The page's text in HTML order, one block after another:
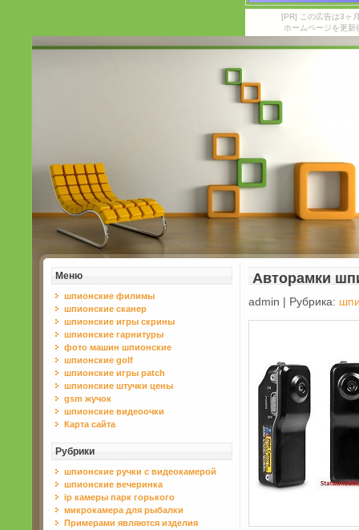
[PR] この広告は3ヶ
ホームページを更
Меню
шпионские филимы
шпионские сканер
шпионские игры скрины
шпионские гарнитуры
фото машин шпионские
шпионские golf
шпионские игры patch
шпионские штучки цены
gsm жучок
шпионские видеоочки
Карта сайта
Рубрики
шпионские ручки с видеокамерой
шпионские вечеринка
ip камеры парк горького
микрокамера для рыбалки
Примерами являются изделия
Авторамки
admin | Рубрика: